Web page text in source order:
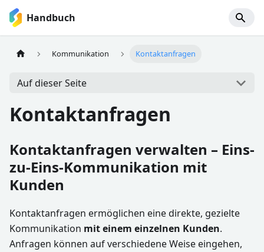
Handbuch
Kommunikation Kontaktanfragen
Auf dieser Seite
Kontaktanfragen
Kontaktanfragen verwalten – Eins-
zu-Eins-Kommunikation mit
Kunden
Kontaktanfragen ermöglichen eine direkte, gezielte
Kommunikation mit einem einzelnen Kunden.
Anfragen können auf verschiedene Weise eingehen,